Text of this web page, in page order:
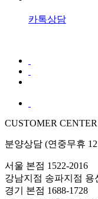
카톡상담
CUSTOMER CENTER
분양상담 (연중무휴
서울 본점 1522-2016
강남지점 송파지점 용
경기 본점 1688-1728